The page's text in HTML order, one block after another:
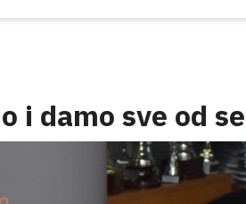
i damo sve od